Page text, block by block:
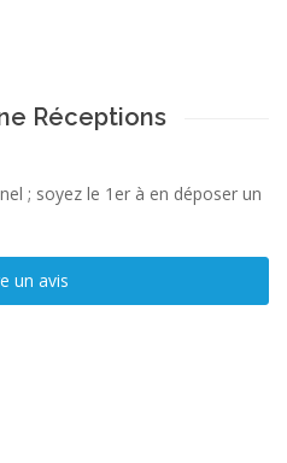
Réceptions
; soyez le 1er à en déposer un
un avis